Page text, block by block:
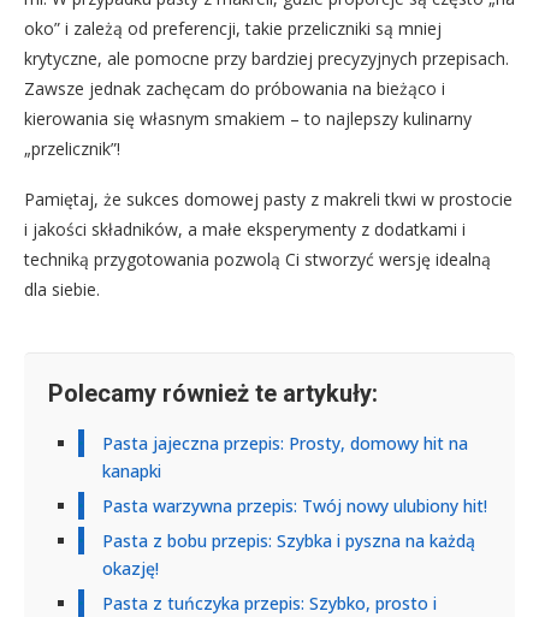
oko” i zależą od preferencji, takie przeliczniki są mniej
krytyczne, ale pomocne przy bardziej precyzyjnych przepisach.
Zawsze jednak zachęcam do próbowania na bieżąco i
kierowania się własnym smakiem – to najlepszy kulinarny
„przelicznik”!
Pamiętaj, że sukces domowej pasty z makreli tkwi w prostocie
i jakości składników, a małe eksperymenty z dodatkami i
techniką przygotowania pozwolą Ci stworzyć wersję idealną
dla siebie.
Polecamy również te artykuły:
Pasta jajeczna przepis: Prosty, domowy hit na
kanapki
Pasta warzywna przepis: Twój nowy ulubiony hit!
Pasta z bobu przepis: Szybka i pyszna na każdą
okazję!
Pasta z tuńczyka przepis: Szybko, prosto i